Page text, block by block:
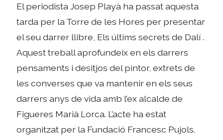
El periodista Josep Playà ha passat aquesta
tarda per la Torre de les Hores per presentar
el seu darrer llibre, Els últims secrets de Dalí .
Aquest treball aprofundeix en els darrers
pensaments i desitjos del pintor, extrets de
les converses que va mantenir en els seus
darrers anys de vida amb l’ex alcalde de
Figueres Marià Lorca. L’acte ha estat
organitzat per la Fundació Francesc Pujols.